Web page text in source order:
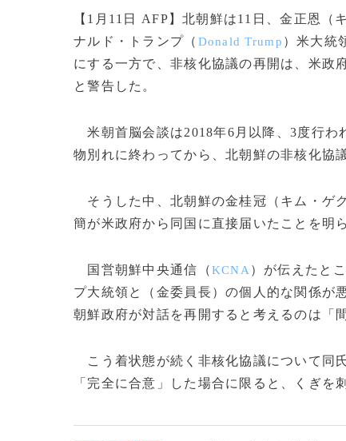
【1月11日 AFP】北朝鮮は11日、金正恩（
ナルド・トランプ（ Donald Trump ）米大統
にする一方で、非核化協議の再開は、米政
と警告した。
米朝首脳会談は2018年6月以降、3度行わ
物別れに終わってから、北朝鮮の非核化協
そうした中、北朝鮮の金桂冠（キム・ゲ
簡が米政府から同国に直接届いたことを明
国営朝鮮中央通信（KCNA ）が伝えたと
プ大統領と（金委員長）の個人的な関係が
朝鮮政府が対話を再開すると考えるのは「
こう着状態が続く非核化協議について同
「完全に合意」した場合に限ると、くぎを